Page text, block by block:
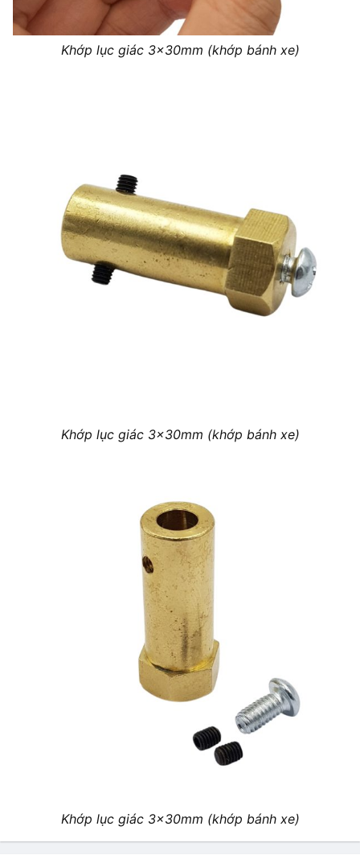
Khớp lục giác 3x30mm (khớp bánh xe)
Khớp lục giác 3x30mm (khớp bánh xe)
Khớp lục giác 3x30mm (khớp bánh xe)